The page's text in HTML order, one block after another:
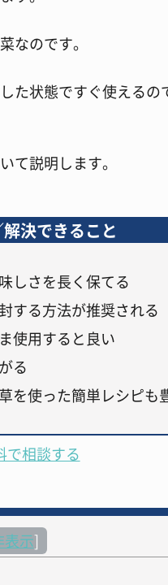
なのです。
た状態ですぐ使えるの
て説明します。
決できること
しさを長く保てる
する方法が推奨される
使用すると良い
る
を使った簡単レシピも
で相談する
表示]